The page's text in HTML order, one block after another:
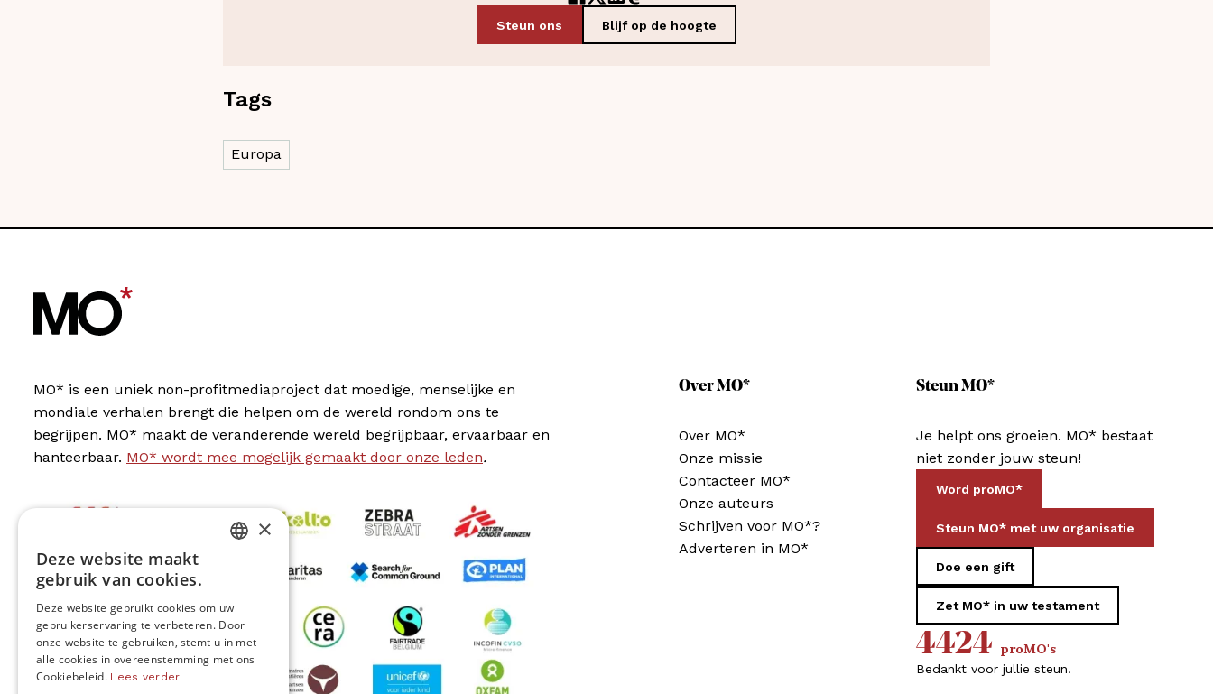
Steun ons Blijf op de hoogte
Tags
Europa
MO* is een uniek non-profitmediaproject dat moedige, menselijke en
mondiale verhalen brengt die helpen om de wereld rondom ons te
begrijpen. MO* maakt de veranderende wereld begrijpbaar, ervaarbaar en
hanteerbaar. MO* wordt mee mogelijk gemaakt door onze leden.
Over MO*
Over MO*
Onze missie
Contacteer MO*
Onze auteurs
Schrijven voor MO*?
Adverteren in MO*
Steun MO*
Je helpt ons groeien. MO* bestaat
niet zonder jouw steun!
Word proMO*
Steun MO* met uw organisatie
Doe een gift
Zet MO* in uw testament
4424 proMO's
Bedankt voor jullie steun!
ENGLISH
×
Deze website maakt
gebruik van cookies.
Deze website gebruikt cookies om uw
gebruikerservaring te verbeteren. Door
onze website te gebruiken, stemt u in met
alle cookies in overeenstemming met ons
Cookiebeleid. Lees verder